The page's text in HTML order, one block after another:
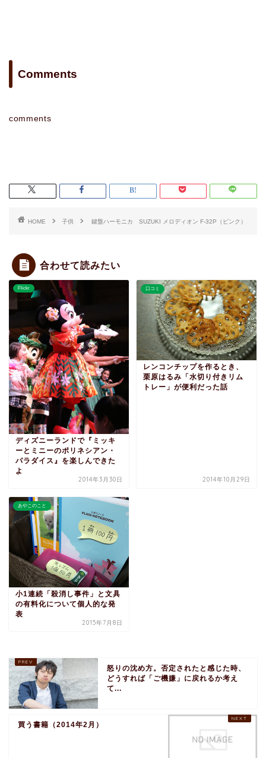
Comments
comments
HOME 子供 鍵盤ハーモニカ SUZUKI メロディオン F-32P（ピンク）
合わせて読みたい
Flickr
ディズニーランドで『ミッキ
ーとミニーのポリネシアン・
パラダイス』を楽しんできた
よ
2014年3月30日
口コミ
レンコンチップを作るとき、
栗原はるみ「水切り付きリム
トレー」が便利だった話
2014年10月29日
あやこのこと
小1連続「殺消し事件」と文具
の有料化について個人的な発
表
2015年7月8日
怒りの沈め方。否定されたと感じた時、
どうすれば「ご機嫌」に戻れるか考え
て...
買う書籍（2014年2月）